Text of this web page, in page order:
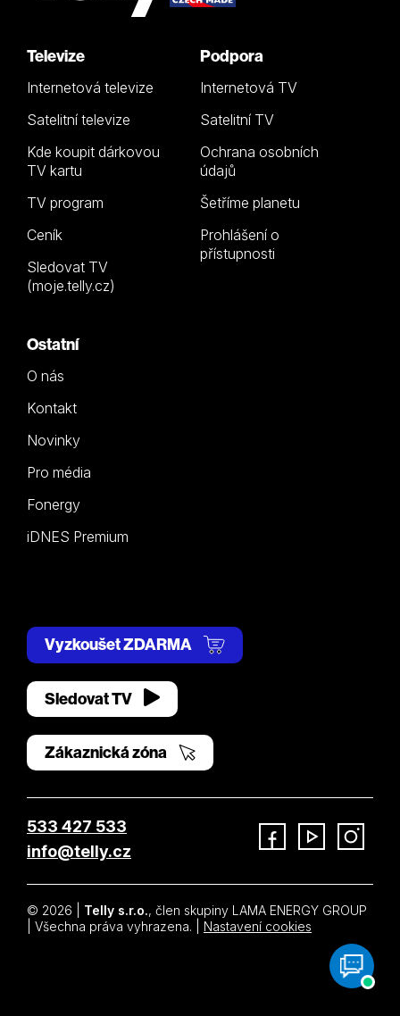
Televize
Internetová televize
Satelitní televize
Kde koupit dárkovou
TV kartu
TV program
Ceník
Sledovat TV
(moje.telly.cz)
Podpora
Internetová TV
Satelitní TV
Ochrana osobních
údajů
Šetříme planetu
Prohlášení o
přístupnosti
Ostatní
O nás
Kontakt
Novinky
Pro média
Fonergy
iDNES Premium
Vyzkoušet ZDARMA
Sledovat TV
Zákaznická zóna
533 427 533
info@telly.cz
© 2026 | Telly s.r.o., člen skupiny LAMA ENERGY GROUP
| Všechna práva vyhrazena. | Nastavení cookies